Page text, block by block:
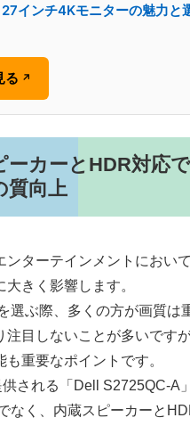
インチ4Kモニターの魅力と
る ↗
ーカーとHDR対応
質向上
ンターテインメントにおい
きく影響します。
選ぶ際、多くの方が画質は
注目しないことが多いです
も重要なポイントです。
される「Dell S2725QC-A
なく、内蔵スピーカーと